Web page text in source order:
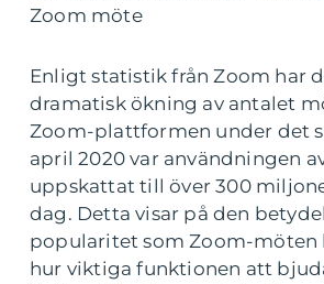
Zoom möte
Enligt statistik från Zoom har
dramatisk ökning av antalet
Zoom-plattformen under det
april 2020 var användningen
uppskattat till över 300
dag. Detta visar på den
popularitet som Zoom-möten
hur viktiga funktionen att